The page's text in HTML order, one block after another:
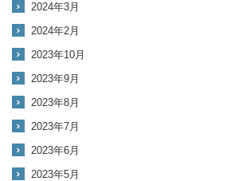
2024年3月
2024年2月
2023年10月
2023年9月
2023年8月
2023年7月
2023年6月
2023年5月